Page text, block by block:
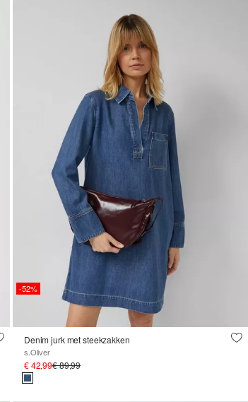
-52%
Denim jurk met steekzakken
s.Oliver
€ 42,99€ 89,99